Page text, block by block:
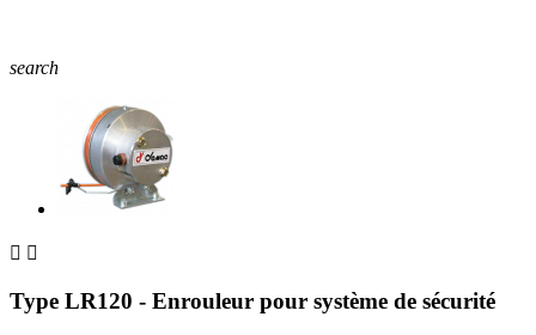
search
 
Type LR120 - Enrouleur pour système de sécurité